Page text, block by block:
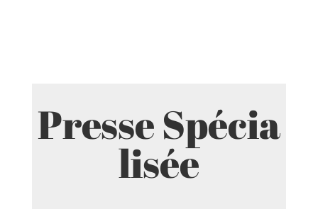
Presse Spécia
lisée